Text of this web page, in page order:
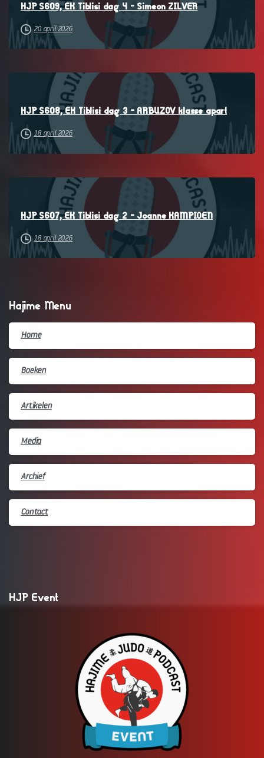
HJP S609, EK Tiblisi dag 4 – Simeon ZILVER
20 april 2026
HJP S608, EK Tiblisi dag 3 – ARBUZOV klasse apart
18 april 2026
HJP S607, EK Tiblisi dag 2 – Joanne KAMPIOEN
18 april 2026
Hajime Menu
Home
Boeken
Artikelen
Media
Archief
Contact
HJP Event